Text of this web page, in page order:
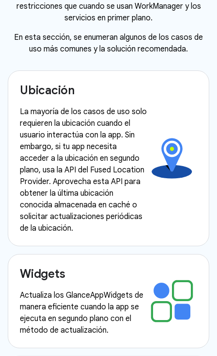
restricciones que cuando se usan WorkManager y los
servicios en primer plano.
En esta sección, se enumeran algunos de los casos de
uso más comunes y la solución recomendada.
Ubicación
La mayoría de los casos de uso solo
requieren la ubicación cuando el
usuario interactúa con la app. Sin
embargo, si tu app necesita
acceder a la ubicación en segundo
plano, usa la API del Fused Location
Provider. Aprovecha esta API para
obtener la última ubicación
conocida almacenada en caché o
solicitar actualizaciones periódicas
de la ubicación.
Widgets
Actualiza los GlanceAppWidgets de
manera eficiente cuando la app se
ejecuta en segundo plano con el
método de actualización.